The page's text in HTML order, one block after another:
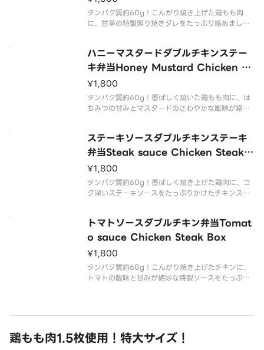
タンパク質約60g！こんがり焼き上げた鶏もも肉
に、甘辛の特製照り焼きダレをたっぷり絡めまし
す。
Juicy chicken thigh grilled to perfe
ハニーマスタードダブルチキンステー
キ弁当Honey Mustard Chicken St
eak Box
¥1,800
タンパク質約60g！香ばしく焼いた鶏もも肉に、は
ちみつの甘みとマスタードのさわやかな風味が絡み
Succulent grilled chicken thigh topped wi
ステーキソースダブルチキンステーキ
弁当Steak sauce Chicken Steak B
ox
¥1,800
タンパク質約60g！香ばしく焼き上げた鶏肉に、コ
ク深いステーキソースをたっぷりかけたチキンステ
豊かな野菜のおかずも添えて、満足感のある仕上が
りです。
トマトソースダブルチキン弁当Tomat
o sauce Chicken Steak Box
¥1,800
タンパク質約60g！こんがり焼き上げたチキンに、
トマトの酸味と甘みが絶妙な特製ソースをたっぷり
鶏もも肉1.5枚使用！特大サイズ！